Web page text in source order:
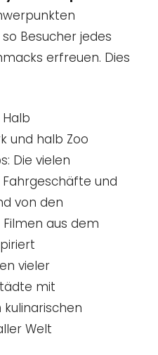
Besucher jedes
erfreuen. Dies
und halb Zoo
Die vielen
und
von den
aus dem
vieler
mit
Welt